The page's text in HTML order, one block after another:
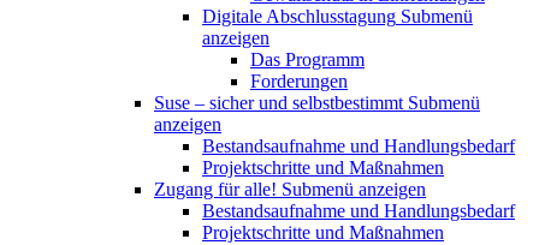
Digitale Abschlusstagung Submenü
anzeigen
Das Programm
Forderungen
Suse – sicher und selbstbestimmt Submenü
anzeigen
Bestandsaufnahme und Handlungsbedarf
Projektschritte und Maßnahmen
Zugang für alle! Submenü anzeigen
Bestandsaufnahme und Handlungsbedarf
Projektschritte und Maßnahmen